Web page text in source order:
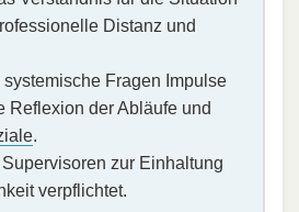
Distanz und
systemische Fragen Impulse
Reflexion der Abläufe und
.
zur Einhaltung
verpflichtet.